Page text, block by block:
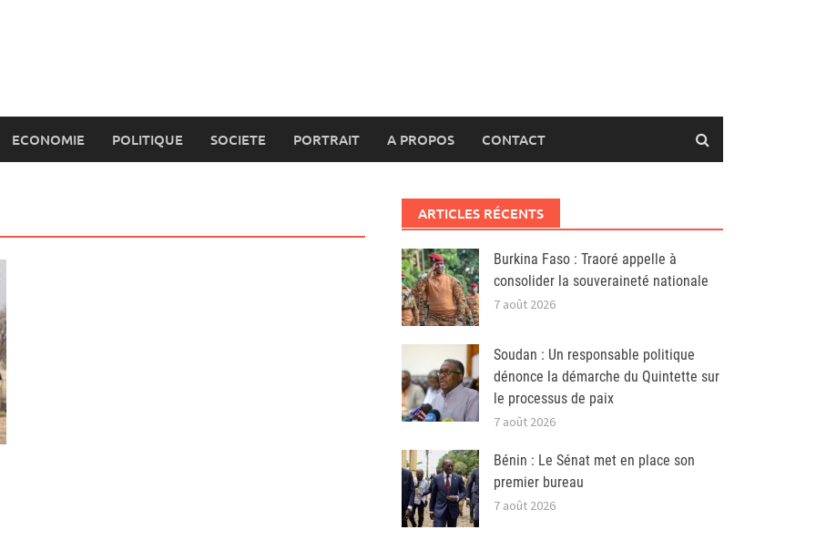
ECONOMIE POLITIQUE SOCIETE PORTRAIT A PROPOS CONTACT
ARTICLES RÉCENTS
Burkina Faso : Traoré appelle à
consolider la souveraineté nationale
7 août 2026
Soudan : Un responsable politique
dénonce la démarche du Quintette sur
le processus de paix
7 août 2026
Bénin : Le Sénat met en place son
premier bureau
7 août 2026